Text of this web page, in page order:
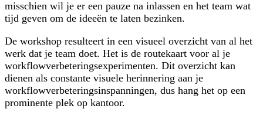
misschien wil je er een pauze na inlassen en het team wat
tijd geven om de ideeën te laten bezinken.
De workshop resulteert in een visueel overzicht van al het
werk dat je team doet. Het is de routekaart voor al je
workflowverbeteringsexperimenten. Dit overzicht kan
dienen als constante visuele herinnering aan je
workflowverbeteringsinspanningen, dus hang het op een
prominente plek op kantoor.